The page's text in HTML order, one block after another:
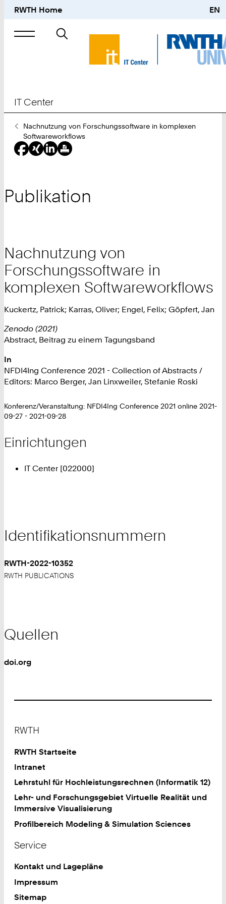
RWTH Home EN
Suche
nach
IT Center
Sie
sind
hier:
Nachnutzung von Forschungssoftware in komplexen
Softwareworkflows
Publikation
Nachnutzung von
Forschungssoftware in
komplexen Softwareworkflows
Kuckertz, Patrick; Karras, Oliver; Engel, Felix; Göpfert, Jan
Zenodo (2021)
Abstract, Beitrag zu einem Tagungsband
In
NFDI4Ing Conference 2021 - Collection of Abstracts /
Editors: Marco Berger, Jan Linxweiler, Stefanie Roski
Konferenz/Veranstaltung: NFDI4Ing Conference 2021 online 2021-
09-27 - 2021-09-28
Einrichtungen
IT Center [022000]
Identifikationsnummern
RWTH-2022-10352
RWTH PUBLICATIONS
Quellen
doi.org
RWTH
RWTH Startseite
Intranet
Lehrstuhl für Hochleistungsrechnen (Informatik 12)
Lehr- und Forschungsgebiet Virtuelle Realität und
Immersive Visualisierung
Profilbereich Modeling & Simulation Sciences
Service
Kontakt und Lagepläne
Impressum
Sitemap